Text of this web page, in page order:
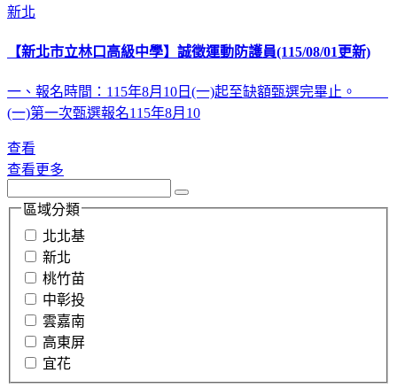
新北
【新北市立林口高級中學】誠徵運動防護員(115/08/01更新)
一、報名時間：115年8月10日(一)起至缺額甄選完畢止。
(一)第一次甄選報名115年8月10
查看
查看更多
區域分類
北北基
新北
桃竹苗
中彰投
雲嘉南
高東屏
宜花